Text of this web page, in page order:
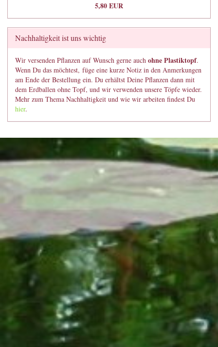
5,80 EUR
Nachhaltigkeit ist uns wichtig
Wir versenden Pflanzen auf Wunsch gerne auch ohne Plastiktopf.
Wenn Du das möchtest, füge eine kurze Notiz in den Anmerkungen
am Ende der Bestellung ein. Du erhältst Deine Pflanzen dann mit
dem Erdballen ohne Topf, und wir verwenden unsere Töpfe wieder.
Mehr zum Thema Nachhaltigkeit und wie wir arbeiten findest Du
hier.